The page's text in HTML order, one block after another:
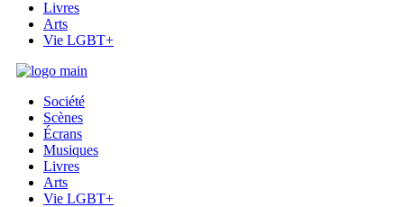
Livres
Arts
Vie LGBT+
Société
Scènes
Écrans
Musiques
Livres
Arts
Vie LGBT+